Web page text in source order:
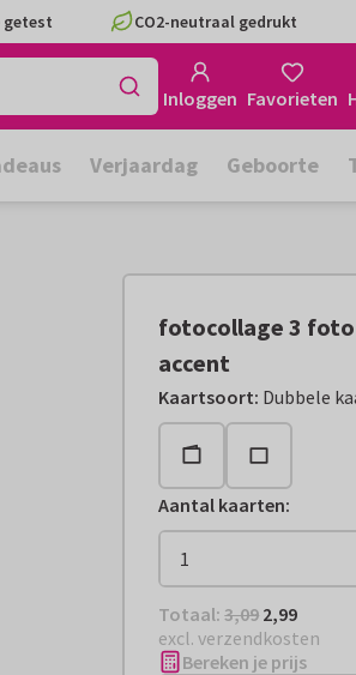
getest CO2-neutraal gedrukt
Inloggen Favorieten
Verjaardag Geboorte
fotocollage 3
accent
Kaartsoort: Dubbele
Aantal kaarten:
Totaal: € 2,99
Totaal: 3,09 2,99
excl. verzendkosten
Bereken je prijs